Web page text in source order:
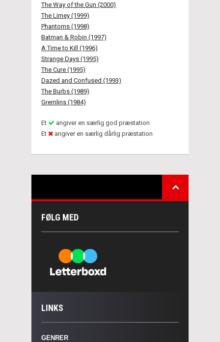
The Way of the Gun (2000)
The Limey (1999)
Phantoms (1998)
Batman & Robin (1997)
A Time to Kill (1996)
Strange Days (1995)
The Cure (1995)
Dazed and Confused (1993)
The Burbs (1989)
Gremlins (1984)
Et
angiver en særlig god præstation
Et
angiver en særlig dårlig præstation
FØLG MED
LINKS
GENRER